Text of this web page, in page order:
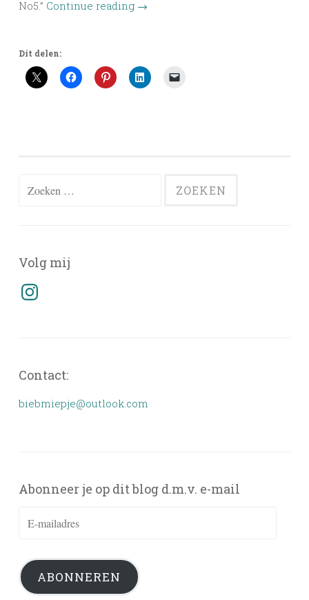
No5.” Continue reading →
Dit delen:
Zoeken
Volg mij
Instagram
Contact:
biebmiepje@outlook.com
Abonneer je op dit blog d.m.v. e-mail
ABONNEREN